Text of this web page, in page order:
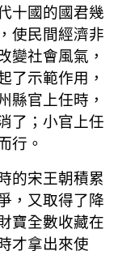
十國的國君幾
使民間經濟非
變社會風氣，
了示範作用，
縣官上任時，
了；小官上任
行。
的宋王朝積累
，又取得了降
寶全數收藏在
才拿出來使